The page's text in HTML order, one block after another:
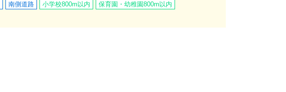
南側道路 小学校800m以内
保育園・幼稚園800m以内